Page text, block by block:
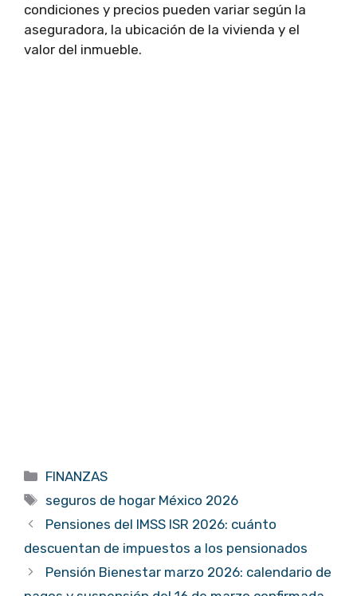
condiciones y precios pueden variar según la
aseguradora, la ubicación de la vivienda y el
valor del inmueble.
Categorías
FINANZAS
Etiquetas
seguros de hogar México 2026
Pensiones del IMSS ISR 2026: cuánto
descuentan de impuestos a los pensionados
Pensión Bienestar marzo 2026: calendario de